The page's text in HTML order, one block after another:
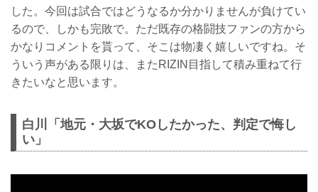
した。今回は試合ではどうなるか分かりませんが負けてい
るので、しかも完敗で。ただ既存の格闘技ファンの方から
かなりコメントを貰って、そこは物凄く嬉しいですね。そ
ういう声がある限りは、またRIZIN目指して積み重ねて行
きたいなと思います。
白川「地元・大坂でKOしたかった、判定で悔し
い」